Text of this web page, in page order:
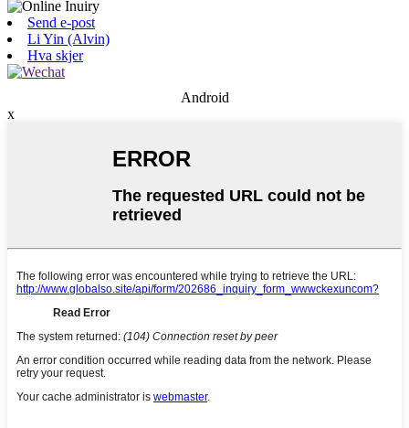
Send e-post
Li Yin (Alvin)
Hva skjer
Android
x